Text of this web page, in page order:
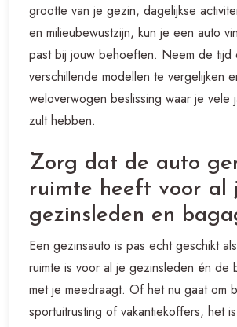
grootte van je gezin, dagelijkse
en milieubewustzijn, kun je een auto
past bij jouw behoeften. Neem de tijd
verschillende modellen te vergelijken
weloverwogen beslissing waar je vele
zult hebben.
Zorg dat de auto
ruimte heeft voor al
gezinsleden en
Een gezinsauto is pas echt geschikt
ruimte is voor al je gezinsleden én de
met je meedraagt. Of het nu gaat om
sportuitrusting of vakantiekoffers, het